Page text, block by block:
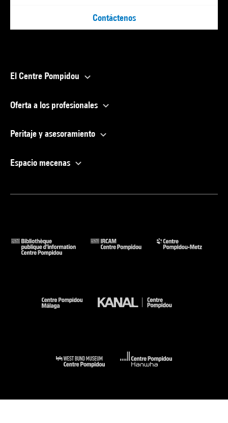
Contáctenos
El Centre Pompidou
Oferta a los profesionales
Peritaje y asesoramiento
Espacio mecenas